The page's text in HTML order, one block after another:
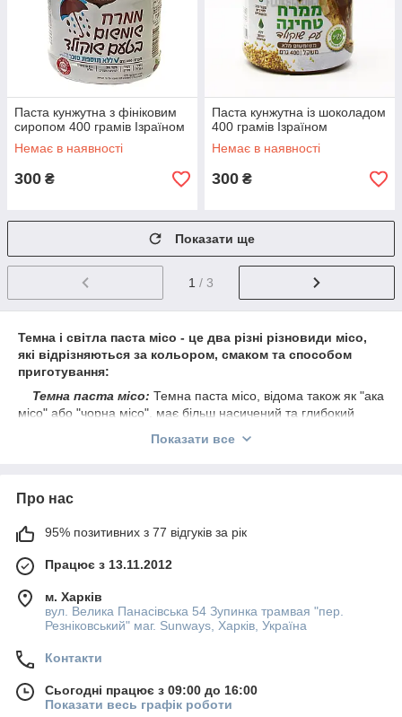
Паста кунжутна з фініковим
сиропом 400 грамів Ізраїном
Немає в наявності
300 ₴
Паста кунжутна із шоколадом
400 грамів Ізраїном
Немає в наявності
300 ₴
Показати ще
1 / 3
Темна і світла паста місо - це два різні різновиди місо,
які відрізняються за кольором, смаком та способом
приготування:
Темна паста місо: Темна паста місо, відома також як "ака
місо" або "чорна місо", має більш насичений та глибокий
ферментованих соєвих бобів, з додаванням ячменю чи інших
створення більш насичених та густих соусів та супів.
"широ місо" або "біла місо", має більш ніжний та
солодкуватий смак. Вона зазвичай виробляється з менш
ферментованих соєвих бобів із додаванням рису чи ячменю.
Світла паста місо має світло-жовтий або кремовий колір та
м'якший аромат. Вона часто використовується для
приготування ніжніших соусів, заправок і маринадів.
використовуватися в різних стравах. Темна паста місо добре
світла паста місо часто використовується для приготування
супів, заправок для салатів та ніжніших страв. Вибір між
Показати все
Про нас
95% позитивних з 77 відгуків за рік
Працює з 13.11.2012
м. Харків
вул. Велика Панасівська 54 Зупинка трамвая "пер.
Резніковський" маг. Sunways, Харків, Україна
Контакти
Сьогодні працює з 09:00 до 16:00
Показати весь графік роботи